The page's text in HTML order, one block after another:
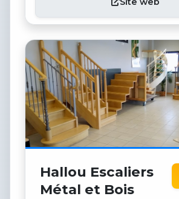
Hallou Escaliers
Métal et Bois